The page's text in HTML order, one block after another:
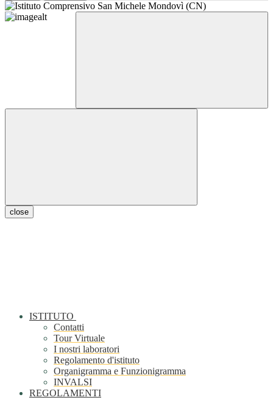
close
ISTITUTO
Contatti
Tour Virtuale
I nostri laboratori
Regolamento d'istituto
Organigramma e Funzionigramma
INVALSI
REGOLAMENTI